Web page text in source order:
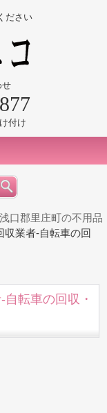
ださい
せ
付け
浅口郡里庄町の不用品
収業者-自転車の回
転車の回収・